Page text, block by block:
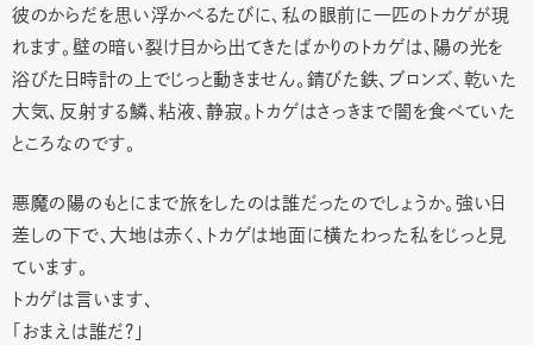
彼のからだを思い浮かべるたびに、私の眼前に一匹のトカゲが現
れます。壁の暗い裂け目から出てきたばかりのトカゲは、陽の光を
浴びた日時計の上でじっと動きません。錆びた鉄、ブロンズ、乾いた
大気、反射する鱗、粘液、静寂。トカゲはさっきまで闇を食べていた
ところなのです。
悪魔の陽のもとにまで旅をしたのは誰だったのでしょうか。強い日
差しの下で、大地は赤く、トカゲは地面に横たわった私をじっと見
ています。
トカゲは言います、
「おまえは誰だ？」